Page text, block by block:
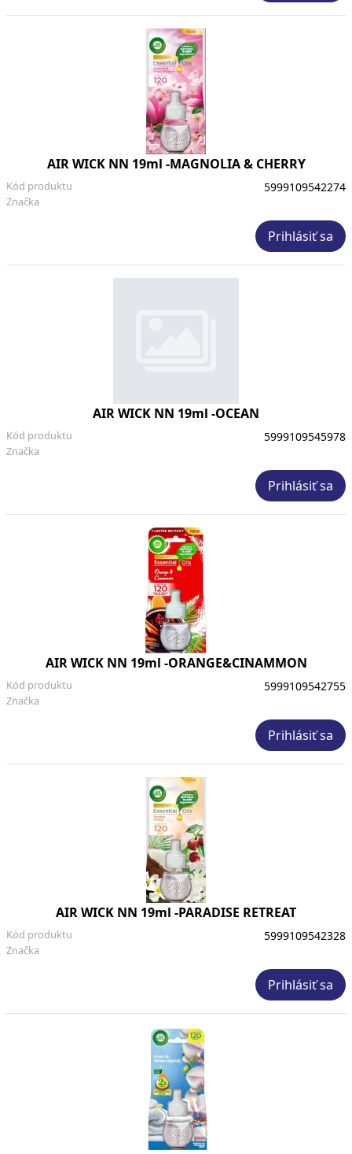
AIR WICK NN 19ml -MAGNOLIA & CHERRY
Značka
Kód produktu 5999109542274
Prihlásiť sa
AIR WICK NN 19ml -OCEAN
Značka
Kód produktu 5999109545978
Prihlásiť sa
AIR WICK NN 19ml -ORANGE&CINAMMON
Značka
Kód produktu 5999109542755
Prihlásiť sa
AIR WICK NN 19ml -PARADISE RETREAT
Značka
Kód produktu 5999109542328
Prihlásiť sa